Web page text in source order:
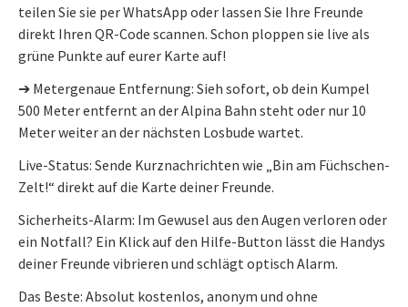
teilen Sie sie per WhatsApp oder lassen Sie Ihre Freunde
direkt Ihren QR-Code scannen. Schon ploppen sie live als
grüne Punkte auf eurer Karte auf!
➔ Metergenaue Entfernung: Sieh sofort, ob dein Kumpel
500 Meter entfernt an der Alpina Bahn steht oder nur 10
Meter weiter an der nächsten Losbude wartet.
Live-Status: Sende Kurznachrichten wie „Bin am Füchschen-
Zelt!“ direkt auf die Karte deiner Freunde.
Sicherheits-Alarm: Im Gewusel aus den Augen verloren oder
ein Notfall? Ein Klick auf den Hilfe-Button lässt die Handys
deiner Freunde vibrieren und schlägt optisch Alarm.
Das Beste: Absolut kostenlos, anonym und ohne